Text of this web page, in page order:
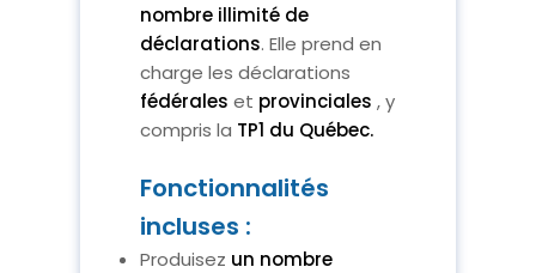
nombre illimité de
déclarations. Elle prend en
charge les déclarations
fédérales et provinciales , y
compris la TP1 du Québec.
Fonctionnalités
incluses :
Produisez un nombre